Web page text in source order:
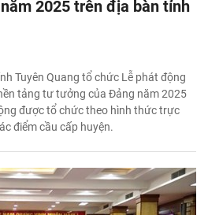
2025 trên địa bàn tỉnh
Tuyên Quang tổ chức Lễ phát động
tảng tư tưởng của Đảng năm 2025
được tổ chức theo hình thức trực
điểm cầu cấp huyện.